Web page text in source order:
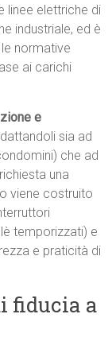
linee elettriche di
industriale, ed è
normative
ai carichi
e
sia ad
che ad
una
viene costruito
temporizzati) e
e praticità di
fiducia a